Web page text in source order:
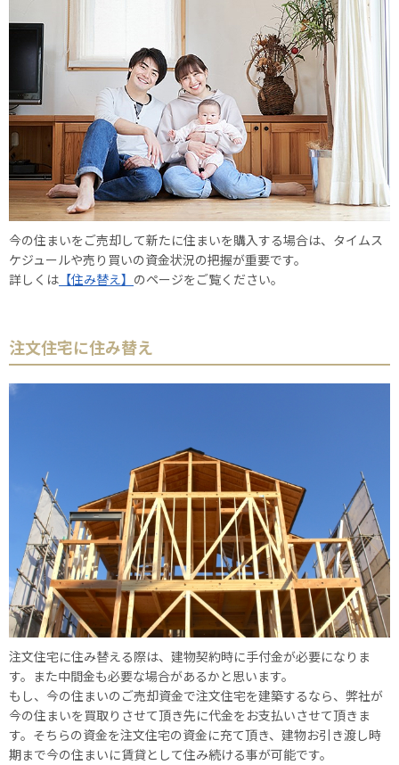
今の住まいをご売却して新たに住まいを購入する場合は、タイムス
ケジュールや売り買いの資金状況の把握が重要です。
詳しくは 【住み替え】 のページをご覧ください。
注文住宅に住み替え
注文住宅に住み替える際は、建物契約時に手付金が必要になりま
す。また中間金も必要な場合があるかと思います。
もし、今の住まいのご売却資金で注文住宅を建築するなら、弊社が
今の住まいを買取りさせて頂き先に代金をお支払いさせて頂きま
す。そちらの資金を注文住宅の資金に充て頂き、建物お引き渡し時
期まで今の住まいに賃貸として住み続ける事が可能です。